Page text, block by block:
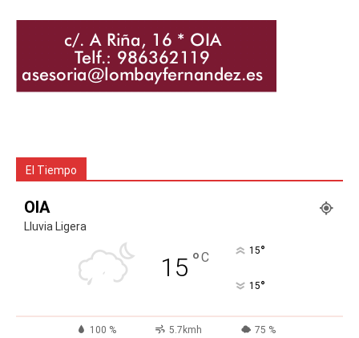
El Tiempo
OIA
Lluvia Ligera
15 °C 15°
15°
100 % 5.7kmh 75 %